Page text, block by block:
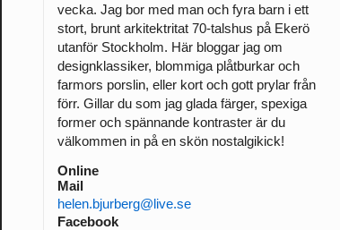
vecka. Jag bor med man och fyra barn i ett
stort, brunt arkitektritat 70-talshus på Ekerö
utanför Stockholm. Här bloggar jag om
designklassiker, blommiga plåtburkar och
farmors porslin, eller kort och gott prylar från
förr. Gillar du som jag glada färger, spexiga
former och spännande kontraster är du
välkommen in på en skön nostalgikick!
Online
Mail
helen.bjurberg@live.se
Facebook